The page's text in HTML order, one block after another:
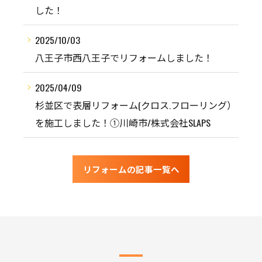
した！
2025/10/03
八王子市西八王子でリフォームしました！
2025/04/09
杉並区で表層リフォーム(クロス.フローリング）
を施工しました！①川崎市/株式会社SLAPS
リフォームの記事一覧へ